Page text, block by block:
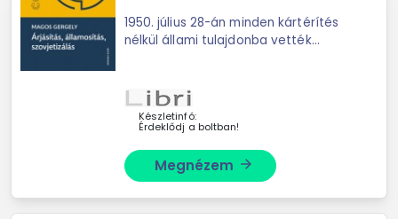
1950. július 28-án minden kártérítés
nélkül állami tulajdonba vették
végrehajtott államosítást - teljes
joggal ...
Készletinfó:
Érdeklődj a boltban!
Megnézem arrow_forward